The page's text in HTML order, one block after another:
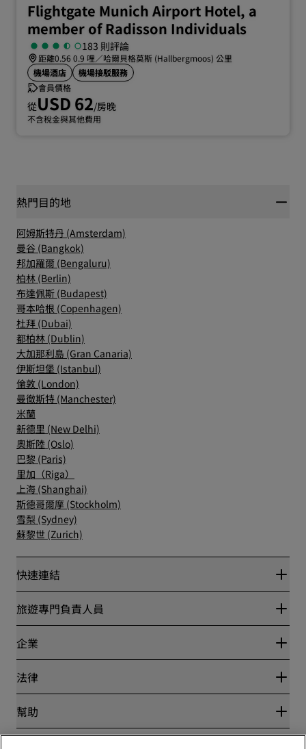
Flightgate Munich Airport Hotel, a
member of Radisson Individuals
183 則評論
距離0.56 0.9 哩／哈爾貝格莫斯 (Hallbergmoos) 公里
機場酒店
機場接駁服務
會員價格
從USD 62/房晚
不含稅金與其他費用
熱門目的地
阿姆斯特丹 (Amsterdam)
曼谷 (Bangkok)
邦加羅爾 (Bengaluru)
柏林 (Berlin)
布達佩斯 (Budapest)
哥本哈根 (Copenhagen)
杜拜 (Dubai)
都柏林 (Dublin)
大加那利島 (Gran Canaria)
伊斯坦堡 (Istanbul)
倫敦 (London)
曼徹斯特 (Manchester)
米蘭
新德里 (New Delhi)
奧斯陸 (Oslo)
巴黎 (Paris)
里加（Riga）
上海 (Shanghai)
斯德哥爾摩 (Stockholm)
雪梨 (Sydney)
蘇黎世 (Zurich)
快速連結
Radisson Rewards
Blog
目的地
Radisson Hotels APP
運動認證的酒店
適合家庭的酒店
健康與安全
旅遊專門負責人員
夥伴
企業
麗笙酒店集團
工作機會 RHG
工作機會 PPHE
工作機會 EHL
法律
隱私權中心
麗賞會條款和條件
幫助